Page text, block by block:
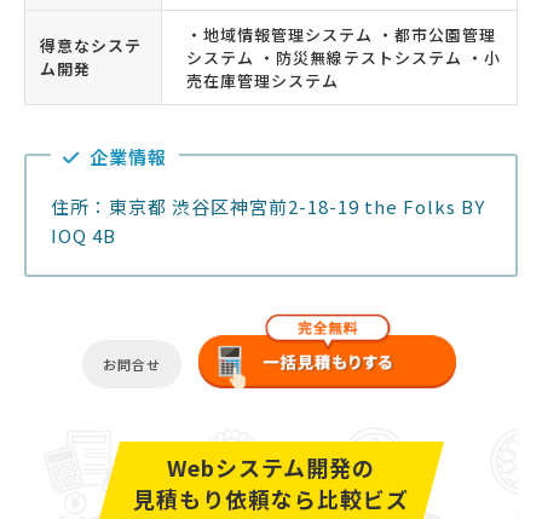
得意なシステ
ム開発
・地域情報管理システム ・都市公園管理
システム ・防災無線テストシステム ・小
売在庫管理システム
企業情報
住所：東京都 渋谷区神宮前2-18-19 the Folks BY
IOQ 4B
お問合せ
Webシステム開発の
見積もり依頼なら比較ビズ